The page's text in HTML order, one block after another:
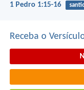
1 Pedro 1:15-16
Receba o